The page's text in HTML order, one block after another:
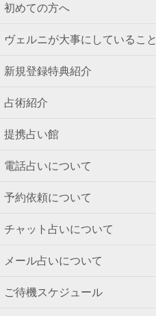
初めての方へ
ヴェルニが大事にしていること
新規登録特典紹介
占術紹介
提携占い館
電話占いについて
予約依頼について
チャット占いについて
メール占いについて
ご待機スケジュール